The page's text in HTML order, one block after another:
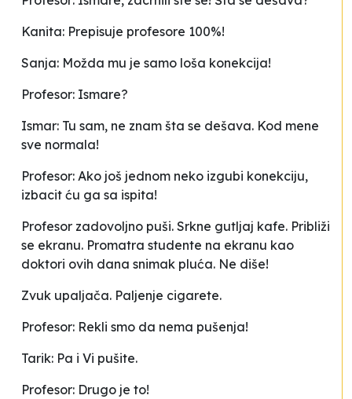
Kanita: Prepisuje profesore 100%!
Sanja: Možda mu je samo loša konekcija!
Profesor: Ismare?
Ismar: Tu sam, ne znam šta se dešava. Kod mene
sve normala!
Profesor: Ako još jednom neko izgubi konekciju,
izbacit ću ga sa ispita!
Profesor zadovoljno puši. Srkne gutljaj kafe. Približi
se ekranu. Promatra studente na ekranu kao
doktori ovih dana snimak pluća. Ne diše!
Zvuk upaljača. Paljenje cigarete.
Profesor: Rekli smo da nema pušenja!
Tarik: Pa i Vi pušite.
Profesor: Drugo je to!